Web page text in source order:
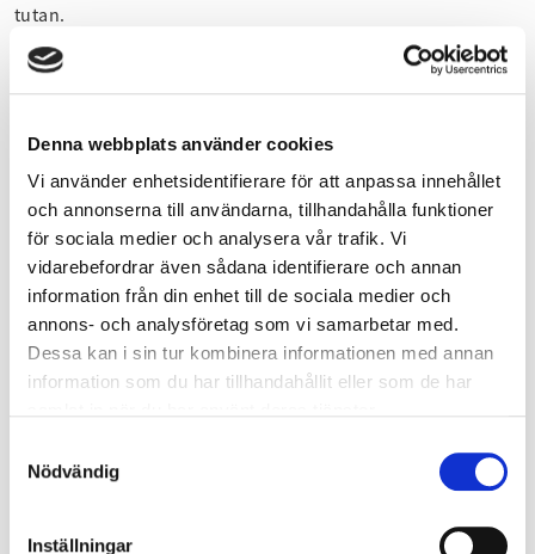
Denna webbplats använder cookies
Vi använder enhetsidentifierare för att anpassa innehållet
och annonserna till användarna, tillhandahålla funktioner
för sociala medier och analysera vår trafik. Vi
vidarebefordrar även sådana identifierare och annan
information från din enhet till de sociala medier och
annons- och analysföretag som vi samarbetar med.
Dessa kan i sin tur kombinera informationen med annan
information som du har tillhandahållit eller som de har
Nödvändig
Inställningar
tutan.
Om du vanligtvis brukar höra en tyfon som finns placerad i
närheten, men inte denna gång, kan du felanmäla genom
att skicka e-post tillinfo@rsyd.se. Ange specifik adress när
Vanligtvis förmedlas VMA via radio och tv. Men vid riktigt
allvarliga händelser används även
utomhusvarningssystemet för viktigt meddelande.
Skulle VMA aktiveras vid en allvarlig händelse ska du:
• Gå inomhus
• Stänga alla ventiler, fönster, dörrar och fläktar
• Lyssna på radio P4 eller se på TV, där du får mer